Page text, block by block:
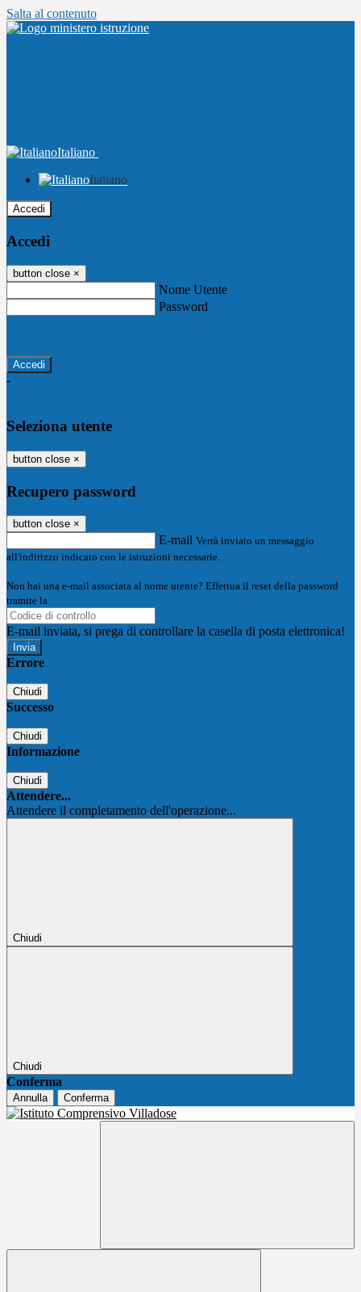
Salta al contenuto
Italiano
Italiano
Accedi
Accedi
button close ×
Nome Utente
Password
-
Seleziona utente
button close ×
Recupero password
button close ×
E-mail Verrà inviato un messaggio
all'indirizzo indicato con le istruzioni necessarie.
Non hai una e-mail associata al nome utente? Effettua il reset della password
tramite la
E-mail inviata, si prega di controllare la casella di posta elettronica!
Errore
Chiudi
Successo
Chiudi
Informazione
Chiudi
Attendere...
Attendere il completamento dell'operazione...
Chiudi
Chiudi
Conferma
Annulla Conferma